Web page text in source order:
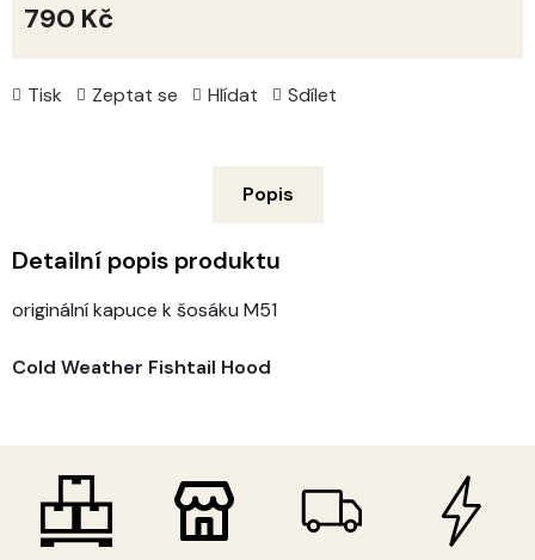
Tisk Zeptat se Hlídat Sdílet
790 Kč
cena:
Popis
Detailní popis produktu
originální kapuce k šosáku M51
Cold Weather Fishtail Hood